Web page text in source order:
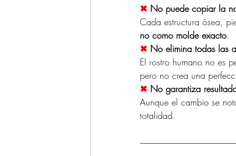
✖ No puede copiar la
Cada estructura ósea,
no como molde exacto.
✖ No elimina todas las
El rostro humano no es
pero no crea una
✖ No garantiza
Aunque el cambio se
totalidad.